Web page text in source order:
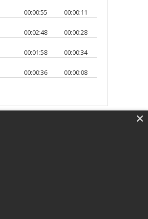
00:00:55
00:00:11
00:02:48
00:00:28
00:01:58
00:00:34
00:00:36 00:00:08
publikovat výsledky
×